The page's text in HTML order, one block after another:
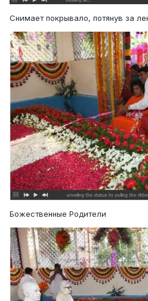
Снимает покрывало, потянув за
Божественные Родители